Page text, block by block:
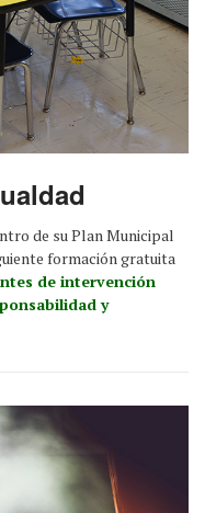
de su Plan Municipal
formación gratuita
de intervención
y